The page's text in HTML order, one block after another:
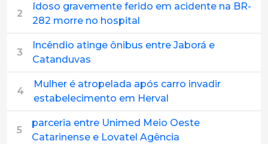
2
Idoso gravemente ferido em acidente na BR-
282 morre no hospital
3
Incêndio atinge ônibus entre Jaborá e
Catanduvas
4
Mulher é atropelada após carro invadir
estabelecimento em Herval
5
parceria entre Unimed Meio Oeste
Catarinense e Lovatel Agência